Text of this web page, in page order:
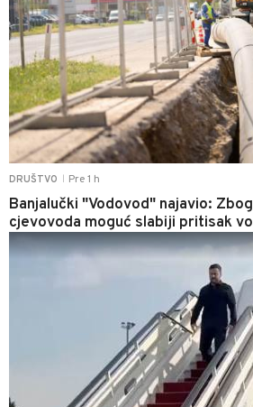
DRUŠTVO Pre 1 h
Banjalučki "Vodovod" najavio:
cjevovoda moguć slabiji pritisak